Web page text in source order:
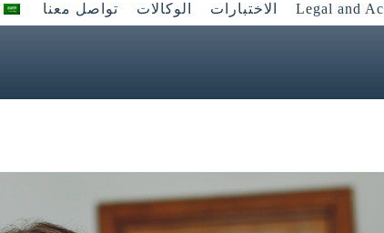
Legal and الاختبارات الوكالات تواصل معنا